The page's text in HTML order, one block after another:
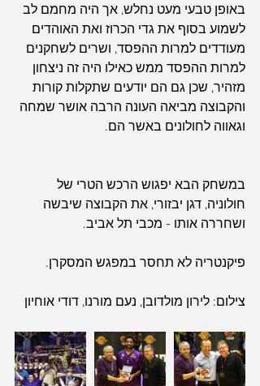
באופן טבעי מעט נחלש, אך היה מחמם לב
לשמוע בסוף את גדי הכרוז ואת האוהדים
מעודדים למרות ההפסד, ושרים לשחקנים
למרות ההפסד ממש כאילו היה זה ניצחון
מזהיר, שכן גם הם יודעים שתקלות קורות
והקבוצה מביאה העונה הרבה אושר שמחה
וגאווה לחולונים באשר הם.
במשחק הבא יפגוש הרכש הטרי של
חולוניה, דגן יבזורי, את הקבוצה שיבשה
ושחררה אותו - מכבי תל אביב.
פיקנטריה לא תחסר במפגש המסקרן.
צילום: לירון מולדובן, נעם מורנו, דודי אוחיון